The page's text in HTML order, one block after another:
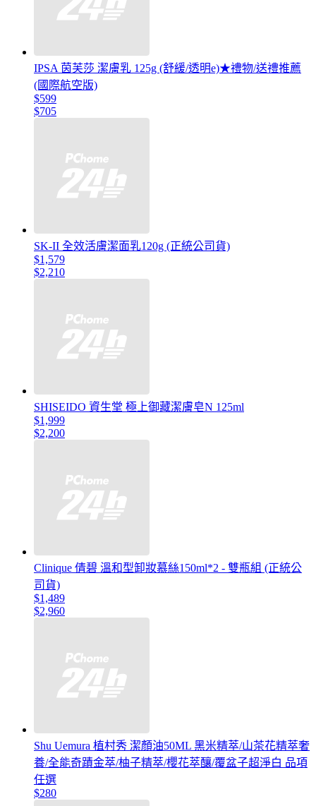
IPSA 茵芙莎 潔膚乳 125g (舒緩/透明e)★禮物/送禮推薦
(國際航空版)
$599
$705
SK-II 全效活膚潔面乳120g (正統公司貨)
$1,579
$2,210
SHISEIDO 資生堂 極上御藏潔膚皂N 125ml
$1,999
$2,200
Clinique 倩碧 溫和型卸妝慕絲150ml*2 - 雙瓶組 (正統公
司貨)
$1,489
$2,960
Shu Uemura 植村秀 潔顏油50ML 黑米精萃/山茶花精萃奢
養/全能奇蹟金萃/柚子精萃/櫻花萃釀/覆盆子超淨白 品項
任選
$280